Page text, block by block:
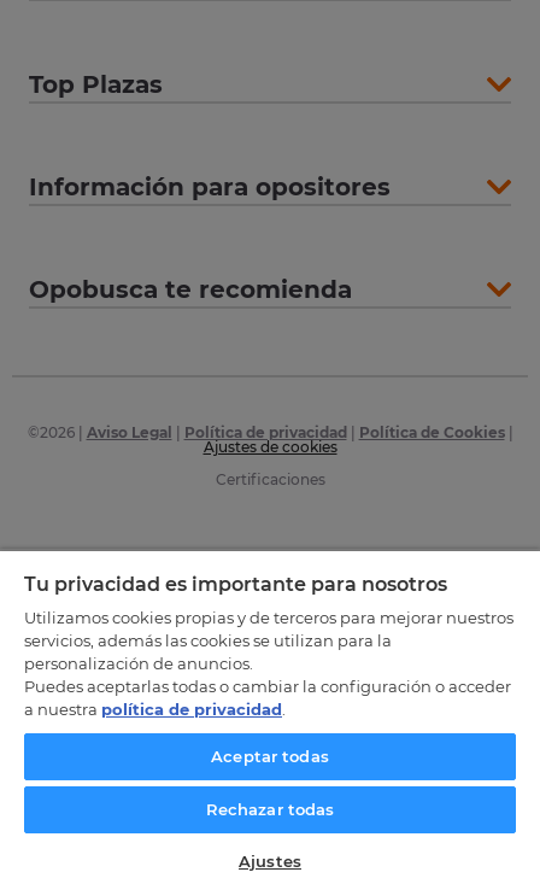
Top Plazas
Información para opositores
Opobusca te recomienda
©2026| Aviso Legal Política de privacidad Política de Cookies|
Ajustes de cookies
Certificaciones
Tu privacidad es importante para nosotros
Utilizamos cookies propias y de terceros para mejorar nuestros
servicios, además las cookies se utilizan para la
personalización de anuncios.
Puedes aceptarlas todas o cambiar la configuración o acceder
a nuestra política de privacidad
Aceptar todas
Rechazar todas
Ajustes